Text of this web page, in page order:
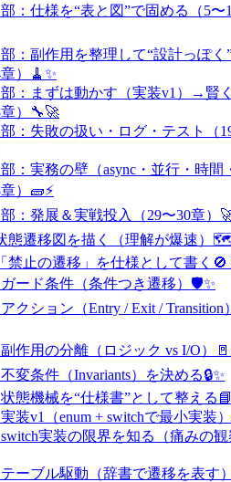
：仕様を“表と図”で固める（5〜
：副作用を整理して“設計っぽく
章）🧹✨
：まずは動かす（実装v1）→賢
章）🔧🚀
：失敗の扱い・ログ・テスト（
：実務の壁（async・並行・時間
章）🧱⚡
：発展＆実戦投入（29〜30章）
態遷移図を描く（理解が爆速）
禁止の遷移」を仕様として書く
ード条件（条件つき遷移）🛡️✨
クション（Entry / Exit / Transition
作用の分離（ロジック vs I/O）
変条件（Invariants）を決める🔒✨
態機械を“仕様書”として整える
装v1（enum + switchで最小実装
実装の限界を知る（痛みの
ーブル駆動（辞書で遷移を表す